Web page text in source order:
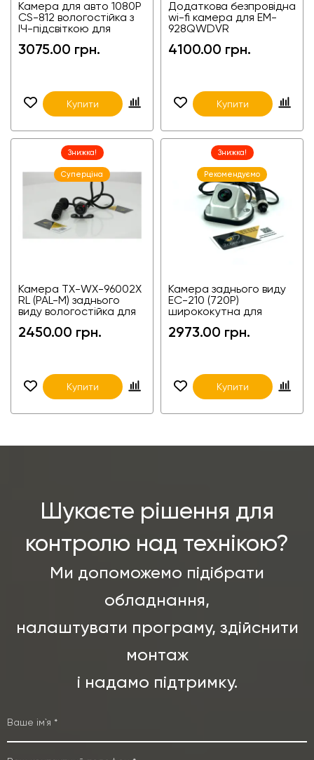
Камера для авто 1080P
CS-812 вологостійка з
ІЧ-підсвіткою для
3075.00 грн.
Купити
Додаткова безпровідна
wi-fi камера для EM-
928QWDVR
4100.00 грн.
Купити
Знижка!
Суперціна
Камера TX-WX-96002X
RL (PAL-M) заднього
виду вологостійка для
автомобільна камера
2450.00 грн.
Купити
Знижка!
Рекомендуємо
Камера заднього виду
EC-210 (720P)
ширококутна для
2973.00 грн.
Купити
Шукаєте рішення для
контролю над технікою?
Ми допоможемо підібрати
обладнання,
налаштувати програму, здійснити
монтаж
і надамо підтримку.